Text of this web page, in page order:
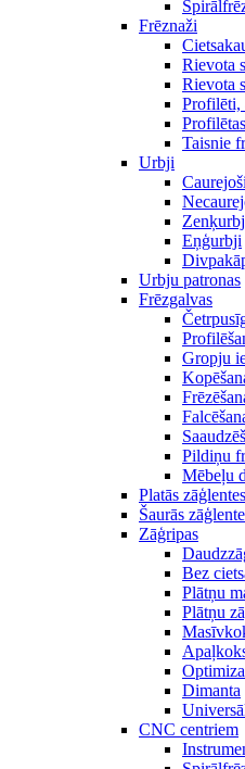
Frēznaži
Rievota
Rievota
Profilēti,
Taisnie
Urbji
Eņģurbji
Urbju patronas
Frēzgalvas
Gropju
Pildiņu
Mēbeļu
Platās zāģlentes
Šaurās
Zāģripas
Bez
Plātņu
Plātņu
Dimanta
CNC centriem